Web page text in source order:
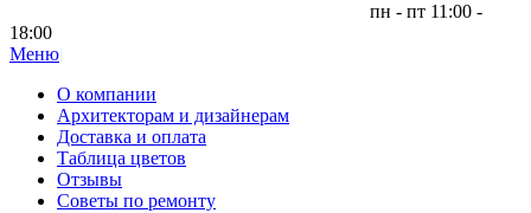
пн - пт 11:00 -
18:00
Меню|
О компании
Архитекторам и дизайнерам
Доставка и оплата
Таблица цветов
Отзывы
Советы по ремонту